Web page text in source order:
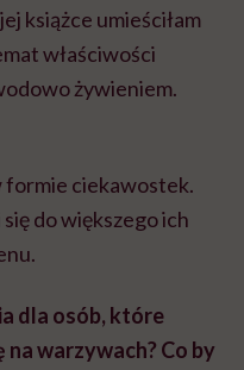
książce umieściłam
właściwości
żywieniem.
formie ciekawostek.
do większego ich
dla osób, które
warzywach? Co by